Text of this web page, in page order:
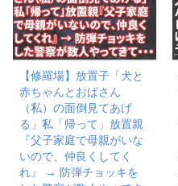
【修羅場】放置子「犬と
赤ちゃんとおばさん
（私）の面倒見てあげ
る」私「帰って」放置親
『父子家庭で母親がいな
いので、仲良くしてく
れ』 → 防弾チョッキを